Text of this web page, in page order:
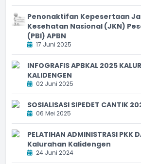
Penonaktifan Kepesertaan
Kesehatan Nasional (JKN)
(PBI) APBN
17 Juni 2025
INFOGRAFIS APBKAL 2025
KALIDENGEN
02 Juni 2025
SOSIALISASI SIPEDET CANTIK
06 Mei 2025
PELATIHAN ADMINISTRASI PKK
Kalurahan Kalidengen
24 Juni 2024